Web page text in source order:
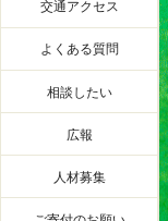
交通アクセス
よくある質問
相談したい
広報
人材募集